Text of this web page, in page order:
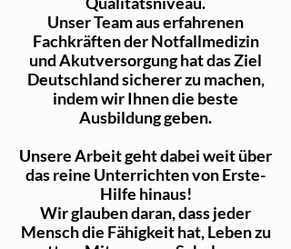
Unser Team aus erfahrenen
Fachkräften der Notfallmedizin
und Akutversorgung hat das Ziel
Deutschland sicherer zu machen,
indem wir Ihnen die beste
Ausbildung geben.
Unsere Arbeit geht dabei weit über
das reine Unterrichten von Erste-
Hilfe hinaus!
Wir glauben daran, dass jeder
Mensch die Fähigkeit hat, Leben zu